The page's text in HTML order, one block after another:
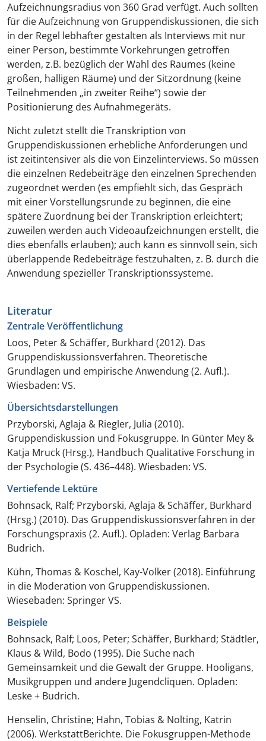
Aufzeichnungsradius von 360 Grad verfügt. Auch sollten
für die Aufzeichnung von Gruppendiskussionen, die sich
in der Regel lebhafter gestalten als Interviews mit nur
einer Person, bestimmte Vorkehrungen getroffen
werden, z.B. bezüglich der Wahl des Raumes (keine
großen, halligen Räume) und der Sitzordnung (keine
Teilnehmenden „in zweiter Reihe“) sowie der
Positionierung des Aufnahmegeräts.
Nicht zuletzt stellt die Transkription von
Gruppendiskussionen erhebliche Anforderungen und
ist zeitintensiver als die von Einzelinterviews. So müssen
die einzelnen Redebeiträge den einzelnen Sprechenden
zugeordnet werden (es empfiehlt sich, das Gespräch
mit einer Vorstellungsrunde zu beginnen, die eine
spätere Zuordnung bei der Transkription erleichtert;
zuweilen werden auch Videoaufzeichnungen erstellt, die
dies ebenfalls erlauben); auch kann es sinnvoll sein, sich
überlappende Redebeiträge festzuhalten, z. B. durch die
Anwendung spezieller Transkriptionssysteme.
Literatur
Zentrale Veröffentlichung
Loos, Peter & Schäffer, Burkhard (2012). Das
Gruppendiskussionsverfahren. Theoretische
Grundlagen und empirische Anwendung(2. Aufl.).
Wiesbaden: VS.
Übersichtsdarstellungen
Przyborski, Aglaja & Riegler, Julia (2010).
Gruppendiskussion und Fokusgruppe. In Günter Mey &
Katja Mruck (Hrsg.), Handbuch Qualitative Forschung in
der Psychologie(S. 436–448). Wiesbaden: VS.
Vertiefende Lektüre
Bohnsack, Ralf; Przyborski, Aglaja & Schäffer, Burkhard
(Hrsg.) (2010). Das Gruppendiskussionsverfahren in der
Forschungspraxis (2. Aufl.). Opladen: Verlag Barbara
Budrich.
Kühn, Thomas & Koschel, Kay-Volker (2018). Einführung
in die Moderation von Gruppendiskussionen.
Wiesebaden: Springer VS.
Beispiele
Bohnsack, Ralf; Loos, Peter; Schäffer, Burkhard; Städtler,
Klaus & Wild, Bodo (1995). Die Suche nach
Gemeinsamkeit und die Gewalt der Gruppe. Hooligans,
Musikgruppen und andere Jugendcliquen. Opladen:
Leske + Budrich.
Henselin, Christine; Hahn, Tobias & Nolting, Katrin
(2006). WerkstattBerichte. Die Fokusgruppen-Methode